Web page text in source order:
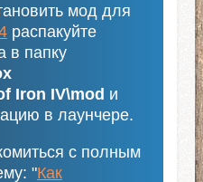
мод для
распакуйте
в папку
Iron IV\mod и
в лаунчере.
с полным
"Как